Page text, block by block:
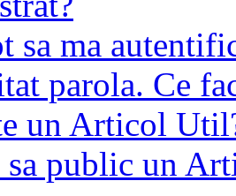
sa ma
parola. Ce
un Articol
sa public un